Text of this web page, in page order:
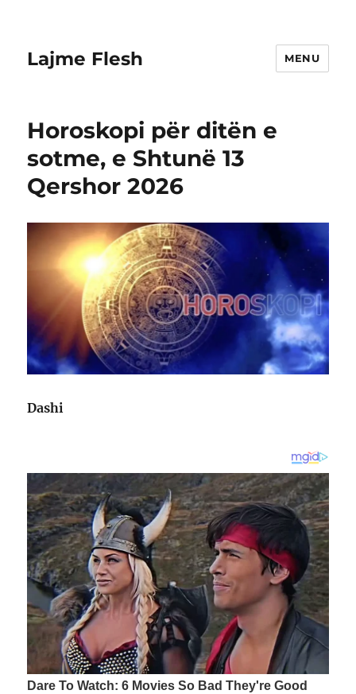
Lajme Flesh MENU
Horoskopi për ditën e
sotme, e Shtunë 13
Qershor 2026
Dashi